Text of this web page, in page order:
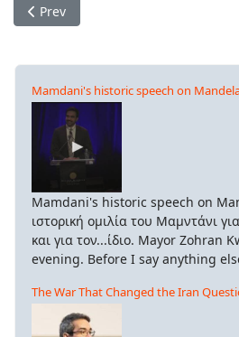
Previous article: Για ένα
Prev
Mamdani's historic speech on
Mamdani's historic speech on
ιστορική ομιλία του Μαμντάνι
και για τον...ίδιο. Mayor Zohran
evening. Before I say anything
The War That Changed the Iran